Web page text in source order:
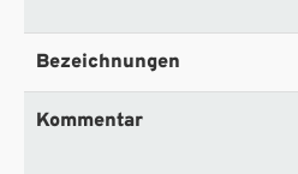
Bezeichnungen
Kommentar